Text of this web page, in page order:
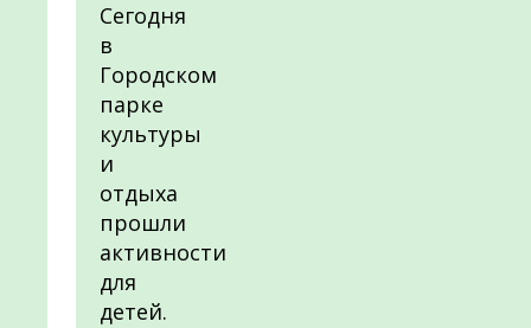
Сегодня
в
Городском
парке
культуры
и
отдыха
прошли
активности
для
детей.